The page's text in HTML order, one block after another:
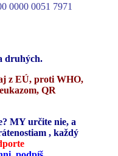
0000 0051 7971
druhých.
z EÚ, proti WHO,
QR
MY určite nie, a
, každý